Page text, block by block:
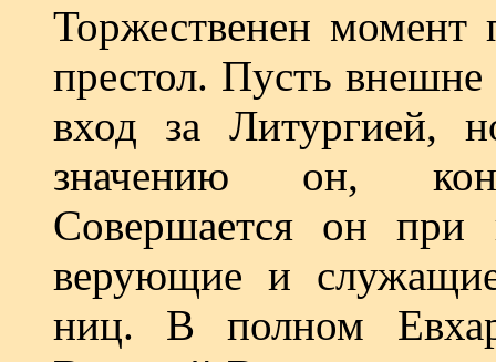
Торжественен момент
престол. Пусть
вход за Литургией,
значению он,
Совершается он при
верующие и
ниц. В полном